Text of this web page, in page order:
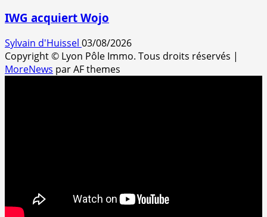
IWG acquiert Wojo
Sylvain d'Huissel 03/08/2026
Copyright © Lyon Pôle Immo. Tous droits réservés |
MoreNews par AF themes